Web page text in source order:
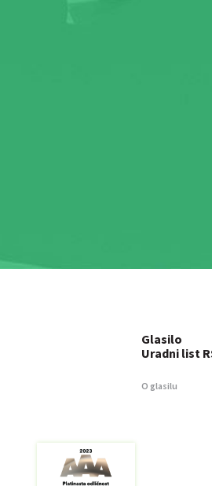
Glasilo
Uradni list
O glasilu